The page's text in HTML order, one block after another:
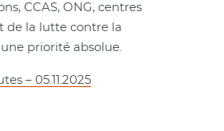
CCAS, ONG, centres
de la lutte contre la
priorité absolue.
– 05.11.2025